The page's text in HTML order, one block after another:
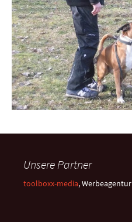
Unsere Partner
toolboxx-media, Werbeagentur